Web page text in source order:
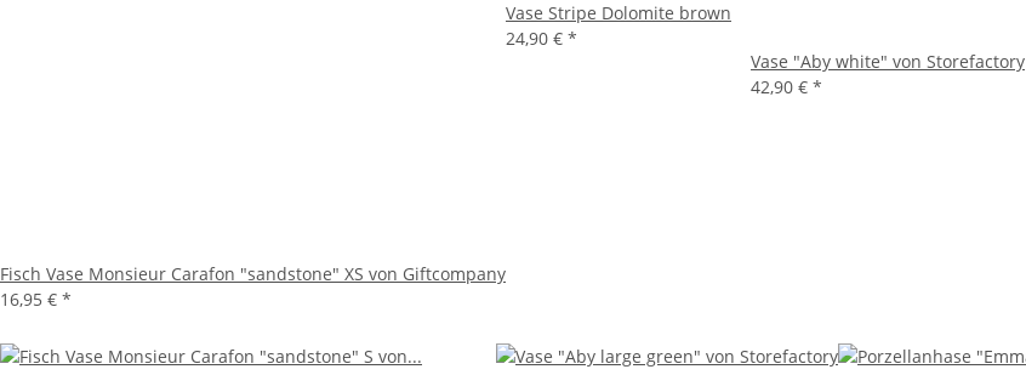
Fisch Vase Monsieur Carafon "sandstone" XS von Giftcompany
16,95 € *
Vase Stripe Dolomite brown
24,90 € *
Vase "Aby white" von Storefactory
42,90 € *